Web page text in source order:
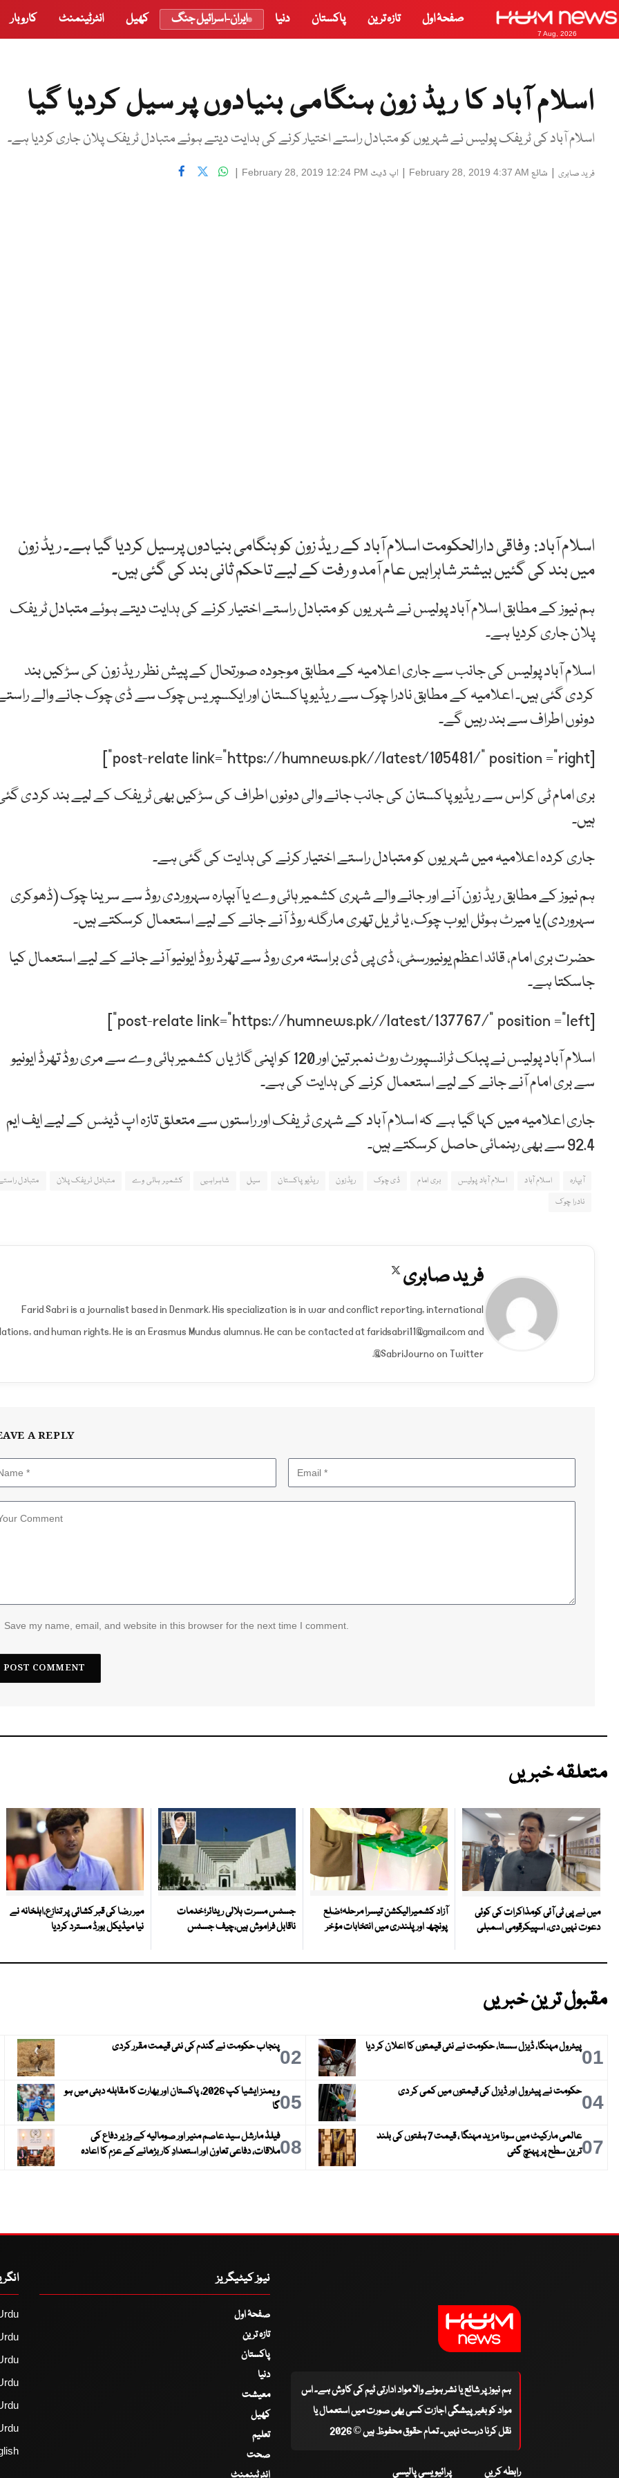
7 Aug, 2026
صفحۂ اول تازہ ترین پاکستان دنیا ایران-اسرائیل جنگ کھیل انٹرٹینمنٹ کاروبار
اسلام آباد کا ریڈ زون ہنگامی بنیادوں پر سیل کردیا گیا
اسلام آباد کی ٹریفک پولیس نے شہریوں کو متبادل راستے اختیار کرنے کی ہدایت دیتے ہوئے متبادل ٹریفک پلان جاری کردیا ہے۔
فرید صابری | شائع February 28, 2019 4:37 AM
| اپ ڈیٹ February 28, 2019 12:24 PM
|
اسلام آباد: وفاقی دارالحکومت اسلام آباد کے ریڈ زون کو ہنگامی بنیادوں پرسیل کردیا گیا ہے۔ ریڈ زون
میں بند کی گئیں بیشتر شاہراہیں عام آمد و رفت کے لیے تاحکم ثانی بند کی گئی ہیں۔
ہم نیوز کے مطابق اسلام آباد پولیس نے شہریوں کو متبادل راستے اختیار کرنے کی ہدایت دیتے ہوئے متبادل ٹریفک
پلان جاری کردیا ہے۔
اسلام آباد پولیس کی جانب سے جاری اعلامیہ کے مطابق موجودہ صورتحال کے پیش نظر ریڈ زون کی سڑکیں بند
کردی گئی ہیں۔ اعلامیہ کے مطابق نادرا چوک سے ریڈیو پاکستان اور ایکسپریس چوک سے ڈی چوک جانے والے
دونوں اطراف سے بند رہیں گے۔
[post-relate link=”https://humnews.pk//latest/105481/” position =”right”]
بری امام ٹی کراس سے ریڈیو پاکستان کی جانب جانے والی دونوں اطراف کی سڑکیں بھی ٹریفک کے لیے بند کردی
ہیں۔
جاری کردہ اعلامیہ میں شہریوں کو متبادل راستے اختیار کرنے کی ہدایت کی گئی ہے۔
ہم نیوز کے مطابق ریڈ زون آنے اور جانے والے شہری کشمیر ہائی وے یا آبپارہ سہروردی روڈ سے سرینا چوک (ڈھوکری
سہروردی) یا میرٹ ہوٹل ایوب چوک، یا ٹریل تھری مارگلہ روڈ آنے جانے کے لیے استعمال کرسکتے ہیں۔
حضرت بری امام، قائد اعظم یونیورسٹی، ڈی پی ڈی براستہ مری روڈ سے تھرڈ روڈ ایونیو آنے جانے کے لیے استعمال کیا
جاسکتا ہے۔
[post-relate link=”https://humnews.pk//latest/137767/” position =”left”]
اسلام آباد پولیس نے پبلک ٹرانسپورٹ روٹ نمبر تین اور 120 کو اپنی گاڑیاں کشمیر ہائی وے سے مری روڈ تھرڈ ایونیو
سے بری امام آنے جانے کے لیے استعمال کرنے کی ہدایت کی ہے۔
جاری اعلامیہ میں کہا گیا ہے کہ اسلام آباد کے شہری ٹریفک اور راستوں سے متعلق تازہ اپ ڈیٹس کے لیے ایف ایم
92.4 سے بھی رہنمائی حاصل کرسکتے ہیں۔
آبپارہ اسلام آباد اسلام آباد پولیس بری امام ڈی چوک ریڈزون ریڈیو پاکستان سیل شاہراہیں کشمیر ہائی وے متبادل ٹریفک پلان
متبادل
نادرا چوک
فرید صابری
Farid Sabri is a journalist based in Denmark. His specialization is in war and conflict reporting, international
and human rights. He is an Erasmus Mundus alumnus. He can be contacted atfaridsabri11@gmail.comand
@SabriJourno on Twitter.
A REPLY
Save my name, email, and website in this browser for the next time I comment.
متعلقہ خبریں
میں نے پی ٹی آئی کومذاکرات کی کوئی
دعوت نہیں دی، اسپیکرقومی اسمبلی
آزاد کشمیرالیکشن تیسرا مرحلہ؛ضلع
پونچھ اور پلندری میں انتخابات مؤخر
جسٹس مسرت ہلالی ریٹائر؛خدمات
ناقابل فراموش ہیں،چیف جسٹس
میر رضا کی قبر کشائی پر تنازع،اہلخانہ نے
نیا میڈیکل بورڈ مسترد کردیا
مقبول ترین خبریں
01پیٹرول مہنگا، ڈیزل سستا، حکومت نے نئی قیمتوں کا اعلان کر دیا 02پنجاب حکومت نے گندم کی نئی قیمت مقرر کردی
04حکومت نے پیٹرول اور ڈیزل کی قیمتوں میں کمی کر دی 05
ویمنز ایشیا کپ 2026، پاکستان اور بھارت کا مقابلہ دبئی میں ہو
گا
07
عالمی مارکیٹ میں سونا مزید مہنگا ، قیمت 7 ہفتوں کی بلند
ترین سطح پر پہنچ گئی
08فیلڈ مارشل سید عاصم منیر اور صومالیہ کے وزیر دفاع کی
ملاقات، دفاعی تعاون اور استعدادِ کار بڑھانے کے عزم کا اعادہ
ہم نیوز پر شائع یا نشر ہونے والا مواد ادارتی ٹیم کی کاوش ہے۔ اس
مواد کو بغیر پیشگی اجازت کسی بھی صورت میں استعمال یا
نقل کرنا درست نہیں۔ تمام حقوق محفوظ ہیں © 2026
رابطہ کریں پرائیویسی پالیسی
نیوز کیٹیگریز
صفحۂ اول
تازہ ترین
پاکستان
دنیا
معیشت
کھیل
تعلیم
صحت